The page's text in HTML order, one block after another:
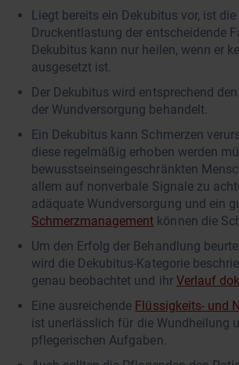
Liegt bereits ein Dekubitus vor, ist
Druckentlastung der entscheidende
Dekubitus kann nur heilen, wenn er
ausgesetzt ist.
Der Dekubitus wird entsprechend
der Wundversorgung behandelt.
Ein Dekubitus kann Schmerzen
diese regelmäßig erhoben werden
bewusstseinseingeschränkten
allem auf nonverbale Signale zu
adäquate Wundversorgung und ein
Schmerzmanagement können die
Um den Erfolg der Behandlung
wird die Dekubitus-Kategorie
genau beobachtet und ihr Verlauf
Eine ausreichende Flüssigkeits- und
ist unerlässlich für die Wundheilung
pflegerischen Aufgaben.